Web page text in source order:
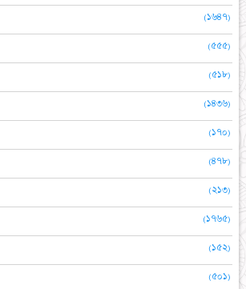
(১৬৪৭)
(৫৫৫)
(৫১৮)
(১৪৩৬)
(১৭০)
(৪৭৮)
(২১৩)
(১৭৬৫)
(১৫২)
(৫০১)